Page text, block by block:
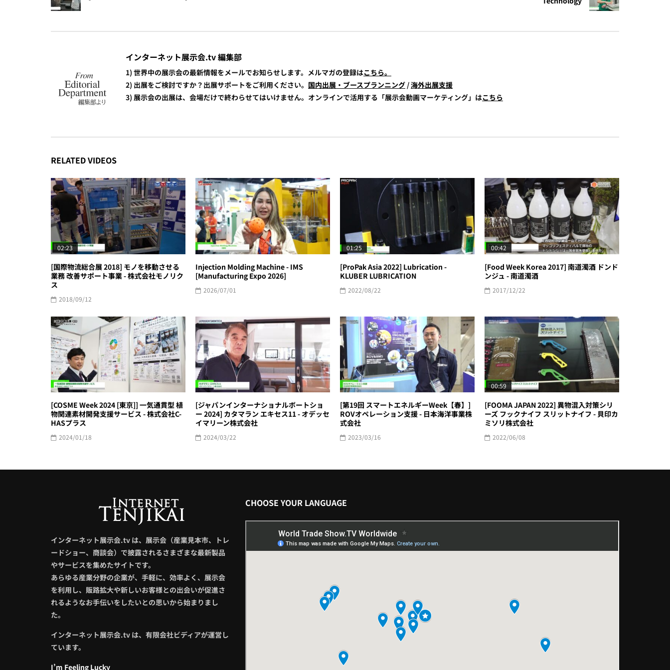
インターネット展示会.tv 編集部
1) 世界中の展示会の最新情報をメールでお知らせします。メルマガの登録はこちら。
2) 出展をご検討ですか？出展サポートをご利用ください。 国内出展・ブースプランニング /海外出展支援
3) 展示会の出展は、会場だけで終わらせてはいけません。オンラインで活用する「展示会動画マーケティング」はこちら
RELATED VIDEOS
02:23
[国際物流総合展 2018] モノを移動させる
業務 改善サポート事業 - 株式会社モノリク
ス
2018/09/12
Injection Molding Machine - IMS
[Manufacturing Expo 2026]
2026/07/01
01:25
[ProPak Asia 2022] Lubrication -
KLUBER LUBRICATION
2022/08/22
00:42
[Food Week Korea 2017] 南道濁酒 ドンド
ンジュ - 南道濁酒
2017/12/22
[COSME Week 2024 [東京]] 一気通貫型 植
物関連素材開発支援サービス - 株式会社C-
HASプラス
2024/01/18
[ジャパンインターナショナルボートショ
ー 2024] カタマラン エキセス11 - オデッセ
イマリーン株式会社
2024/03/22
[第19回 スマートエネルギーWeek【春】]
ROVオペレーション支援 - 日本海洋事業株
式会社
2023/03/16
00:59
[FOOMA JAPAN 2022] 異物混入対策シリ
ーズ フックナイフ スリットナイフ - 貝印カ
ミソリ株式会社
2022/06/08
インターネット展示会.tv は、展示会（産業見本市、トレ
ードショー、商談会）で披露されるさまざまな最新製品
やサービスを集めたサイトです。
あらゆる産業分野の企業が、手軽に、効率よく、展示会
を利用し、販路拡大や新しいお客様との出会いが促進さ
れるようなお手伝いをしたいとの思いから始まりまし
た。
インターネット展示会.tv は、有限会社ビディアが運営し
ています。
I’m Feeling Lucky
CHOOSE YOUR LANGUAGE